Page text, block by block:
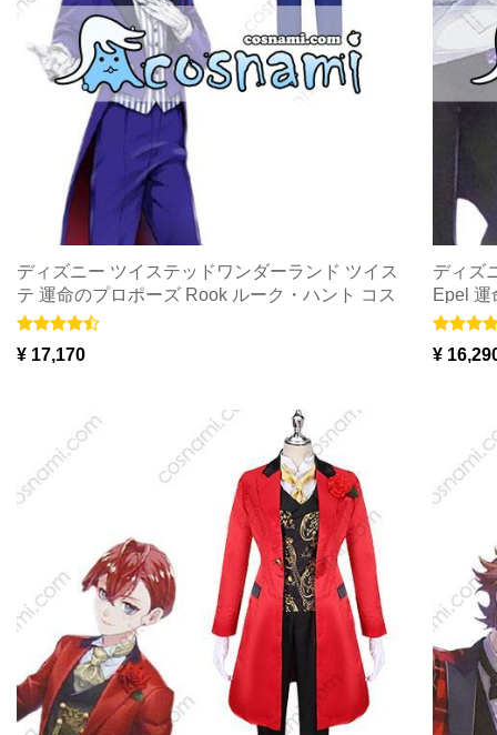
ディズニー ツイステッドワンダーランド ツイス
テ 運命のプロポーズ Rook ルーク・ハント コス
プレ衣装
¥ 17,170
ディズ
Epel 運
¥